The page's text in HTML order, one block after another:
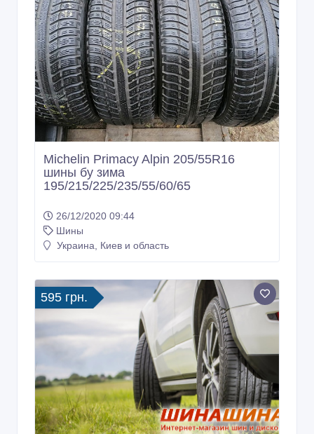
Michelin Primacy Alpin 205/55R16
шины бу зима
195/215/225/235/55/60/65
26/12/2020 09:44
Шины
Украина, Киев и область
595 грн.